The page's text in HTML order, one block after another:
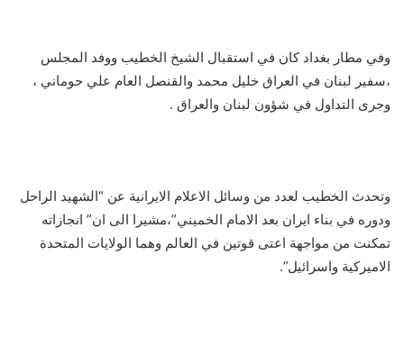
وفي مطار بغداد كان في استقبال الشيخ الخطيب ووفد المجلس
،سفير لبنان في العراق خليل محمد والقنصل العام علي حوماني ،
وجرى التداول في شؤون لبنان والعراق .
وتحدث الخطيب لعدد من وسائل الاعلام الايرانية عن “الشهيد الراحل
ودوره في بناء ايران بعد الامام الخميني”،مشيرا الى ان” انجازاته
تمكنت من مواجهة اعتى قوتين في العالم وهما الولايات المتحدة
الاميركية واسرائيل”.